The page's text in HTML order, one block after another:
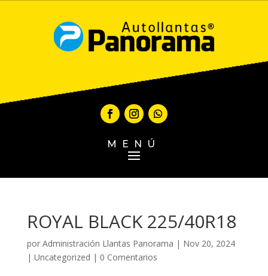
MENÚ
ROYAL BLACK 225/40R18
por Administración Llantas Panorama | Nov 20, 2024
| Uncategorized | 0 Comentarios